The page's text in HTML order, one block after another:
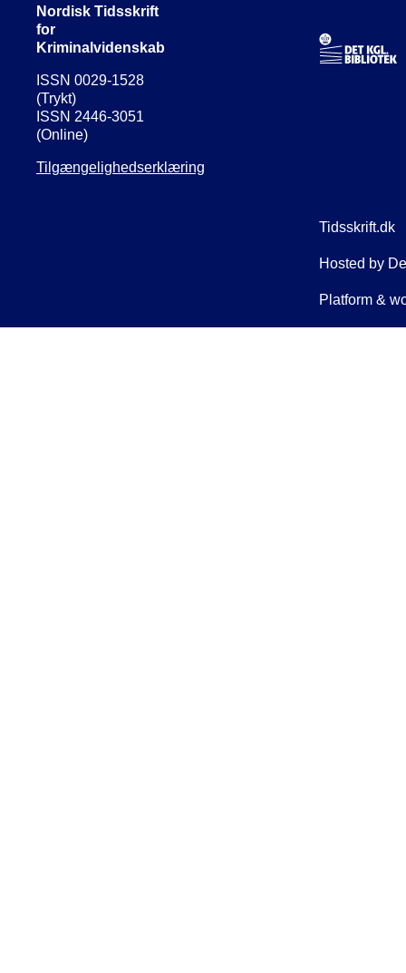
Nordisk Tidsskrift
for
Kriminalvidenskab
ISSN 0029-1528
(Trykt)
ISSN 2446-3051
(Online)
Tilgængelighedserklæring